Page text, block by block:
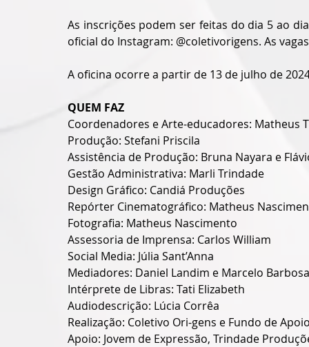
As inscrições podem ser feitas do dia 5 ao
oficial do Instagram: @coletivorigens. As
A oficina ocorre a partir de 13 de julho de
QUEM FAZ
Coordenadores e Arte-educadores: Matheus
Produção: Stefani Priscila
Assistência de Produção: Bruna Nayara e
Gestão Administrativa: Marli Trindade
Design Gráfico: Candiá Produções
Repórter Cinematográfico: Matheus
Fotografia: Matheus Nascimento
Assessoria de Imprensa: Carlos William
Social Media: Júlia Sant’Anna
Mediadores: Daniel Landim e Marcelo Barbosa
Intérprete de Libras: Tati Elizabeth
Audiodescrição: Lúcia Corrêa
Realização: Coletivo Ori-gens e Fundo de
Apoio: Jovem de Expressão, Trindade